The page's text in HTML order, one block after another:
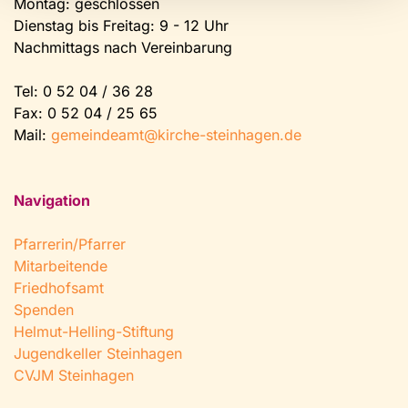
Montag: geschlossen
Dienstag bis Freitag: 9 - 12 Uhr
Nachmittags nach Vereinbarung
Tel: 0 52 04 / 36 28
Fax: 0 52 04 / 25 65
Mail: gemeindeamt@kirche-steinhagen.de
Navigation
Pfarrerin/Pfarrer
Mitarbeitende
Friedhofsamt
Spenden
Helmut-Helling-Stiftung
Jugendkeller Steinhagen
CVJM Steinhagen